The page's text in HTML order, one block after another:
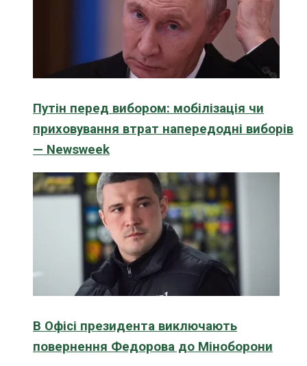
Путін перед вибором: мобілізація чи
приховування втрат напередодні виборів
— Newsweek
В Офісі президента виключають
повернення Федорова до Міноборони